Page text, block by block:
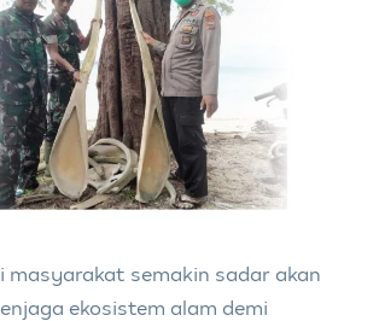
masyarakat semakin sadar akan
ekosistem alam demi